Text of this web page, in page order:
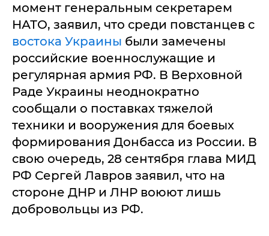
момент генеральным секретарем
НАТО, заявил, что среди повстанцев с
востока Украины были замечены
российские военнослужащие и
регулярная армия РФ. В Верховной
Раде Украины неоднократно
сообщали о поставках тяжелой
техники и вооружения для боевых
формирования Донбасса из России. В
свою очередь, 28 сентября глава МИД
РФ Сергей Лавров заявил, что на
стороне ДНР и ЛНР воюют лишь
добровольцы из РФ.